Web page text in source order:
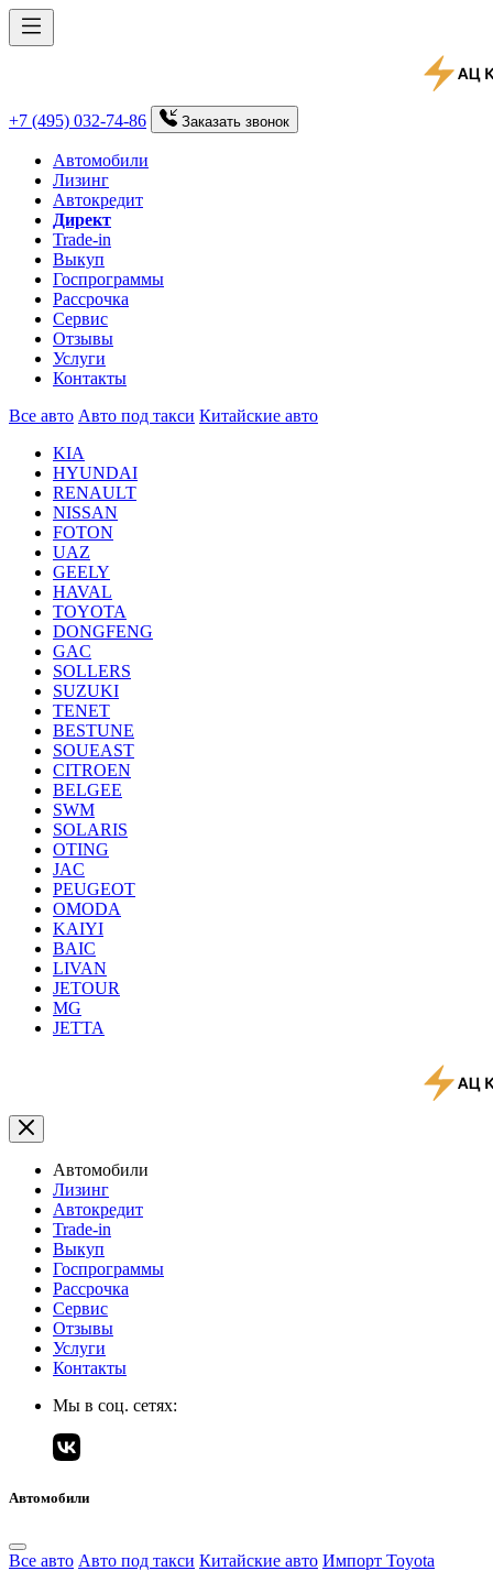
+7 (495) 032-74-86 Заказать звонок
Автомобили
Лизинг
Автокредит
Директ
Trade-in
Выкуп
Госпрограммы
Рассрочка
Сервис
Отзывы
Услуги
Контакты
Все авто Авто под такси Китайские авто
KIA
HYUNDAI
RENAULT
NISSAN
FOTON
UAZ
GEELY
HAVAL
TOYOTA
DONGFENG
GAC
SOLLERS
SUZUKI
TENET
BESTUNE
SOUEAST
CITROEN
BELGEE
SWM
SOLARIS
OTING
JAC
PEUGEOT
OMODA
KAIYI
BAIC
LIVAN
JETOUR
MG
JETTA
Автомобили
Лизинг
Автокредит
Trade-in
Выкуп
Госпрограммы
Рассрочка
Сервис
Отзывы
Услуги
Контакты
Мы в соц. сетях:
Автомобили
Все авто Авто под такси Китайские авто Импорт Toyota